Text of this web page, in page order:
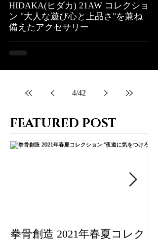
HIDAKA(ヒダカ) 21AW コレクショ
ン "大人な遊び心と上品さ"を兼ね
備えたアクセサリー
4/42
FEATURED POST
拳骨創造 2021年春夏コレク